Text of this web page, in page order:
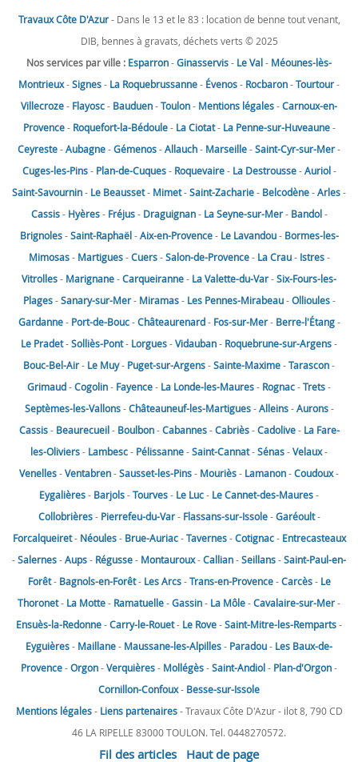
Travaux Côte D'Azur- Dans le 13 et le 83 : location de benne tout venant,
DIB, bennes à gravats, déchets verts © 2025
Nos services par ville : Esparron-Ginasservis- Le Val- Méounes-lès-
Montrieux-Signes- La Roquebrussanne- Évenos- Rocbaron-Tourtour-
Villecroze- Flayosc- Bauduen-Toulon- Mentions légales-Carnoux-en-
Provence- Roquefort-la-Bédoule- La Ciotat- La Penne-sur-Huveaune-
Ceyreste-Aubagne-Gémenos-Allauch- Marseille-Saint-Cyr-sur-Mer-
Cuges-les-Pins- Plan-de-Cuques- Roquevaire- La Destrousse-Auriol-
Saint-Savournin- Le Beausset- Mimet-Saint-Zacharie- Belcodène-Arles-
Cassis- Hyères- Fréjus- Draguignan- La Seyne-sur-Mer- Bandol-
Brignoles-Saint-Raphaël-Aix-en-Provence- Le Lavandou- Bormes-les-
Mimosas- Martigues-Cuers-Salon-de-Provence- La Crau- Istres-
Vitrolles- Marignane-Carqueiranne- La Valette-du-Var-Six-Fours-les-
Plages-Sanary-sur-Mer- Miramas- Les Pennes-Mirabeau-Ollioules-
Gardanne- Port-de-Bouc-Châteaurenard- Fos-sur-Mer- Berre-l'Étang-
Le Pradet-Solliès-Pont- Lorgues-Vidauban- Roquebrune-sur-Argens-
Bouc-Bel-Air- Le Muy- Puget-sur-Argens-Sainte-Maxime-Tarascon-
Grimaud-Cogolin- Fayence- La Londe-les-Maures- Rognac-Trets-
Septèmes-les-Vallons-Châteauneuf-les-Martigues-Alleins-Aurons-
Cassis- Beaurecueil- Boulbon-Cabannes-Cabriès-Cadolive- La Fare-
les-Oliviers- Lambesc- Pélissanne-Saint-Cannat-Sénas-Velaux-
Venelles-Ventabren-Sausset-les-Pins- Mouriès- Lamanon-Coudoux-
Eygalières- Barjols-Tourves- Le Luc- Le Cannet-des-Maures-
Collobrières- Pierrefeu-du-Var- Flassans-sur-Issole-Garéoult-
Forcalqueiret- Néoules- Brue-Auriac-Tavernes-Cotignac- Entrecasteaux
-Salernes-Aups- Régusse- Montauroux-Callian-Seillans-Saint-Paul-en-
Forêt- Bagnols-en-Forêt- Les Arcs-Trans-en-Provence-Carcès- Le
Thoronet- La Motte- Ramatuelle-Gassin- La Môle-Cavalaire-sur-Mer-
Ensuès-la-Redonne-Carry-le-Rouet- Le Rove-Saint-Mitre-les-Remparts-
Eyguières- Maillane- Maussane-les-Alpilles- Paradou- Les Baux-de-
Provence-Orgon-Verquières- Mollégès-Saint-Andiol- Plan-d'Orgon-
Cornillon-Confoux- Besse-sur-Issole
Mentions légales- Liens partenaires- Travaux Côte D'Azur - ilot 8, 790 CD
46 LA RIPELLE 83000 TOULON. Tel. 0448270572.
Fil des articles Haut de page